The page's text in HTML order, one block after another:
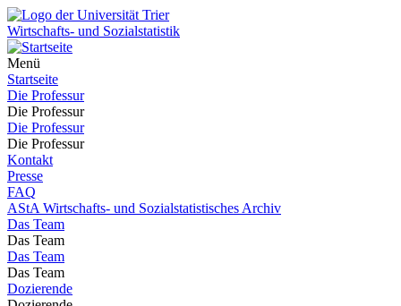
Wirtschafts- und Sozialstatistik
Menü
Startseite
Die Professur
Die Professur
Die Professur
Die Professur
Kontakt
Presse
FAQ
AStA Wirtschafts- und Sozialstatistisches Archiv
Das Team
Das Team
Das Team
Das Team
Dozierende